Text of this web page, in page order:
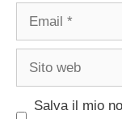
Email
Sito
Salva il mio